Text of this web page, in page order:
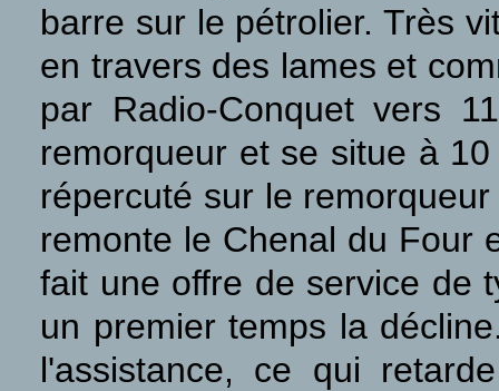
barre sur le pétrolier. Très
en travers des lames et
par Radio-Conquet vers
remorqueur et se situe à
répercuté sur le
remonte le Chenal du Four
fait une offre de service de
un premier temps la
l'assistance, ce qui